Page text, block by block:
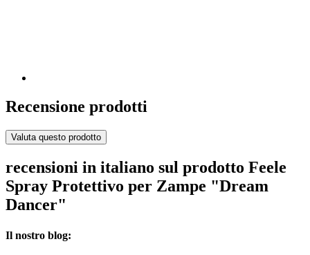
Recensione prodotti
Valuta questo prodotto
recensioni in italiano sul prodotto Feele
Spray Protettivo per Zampe "Dream
Dancer"
Il nostro blog: